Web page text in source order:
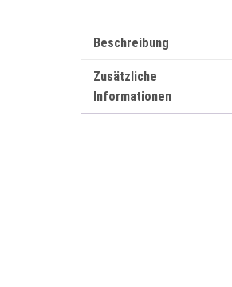
Beschreibung
Zusätzliche
Informationen